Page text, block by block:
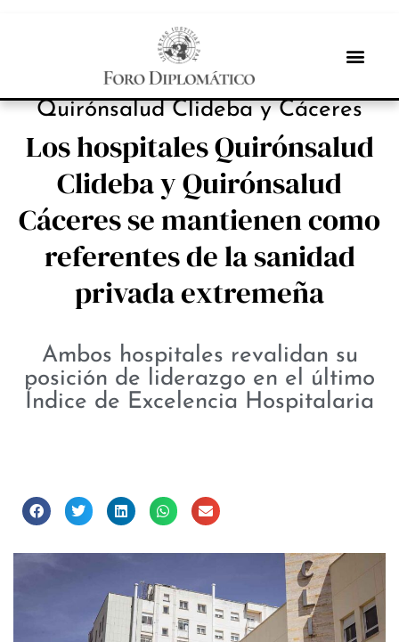
INBOX INTERNACIONAL
Quirónsalud Clideba y Cáceres
Los hospitales Quirónsalud
Clideba y Quirónsalud
Cáceres se mantienen como
referentes de la sanidad
privada extremeña
Ambos hospitales revalidan su
posición de liderazgo en el último
Índice de Excelencia Hospitalaria